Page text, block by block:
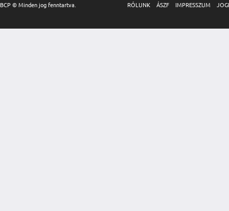
BCP © Minden jog fenntartva. RÓLUNK ÁSZF IMPRESSZUM